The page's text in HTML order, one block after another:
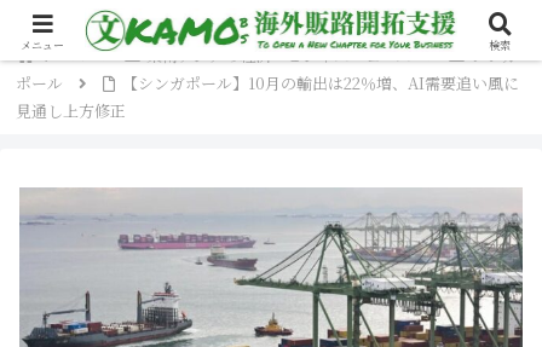
ホーム 東南アジアの経済・ビジネスニュース
シンガ
ポール
【シンガポール】10月の輸出は22％増、AI需要追い風に
見通し上方修正
メニュー 検索